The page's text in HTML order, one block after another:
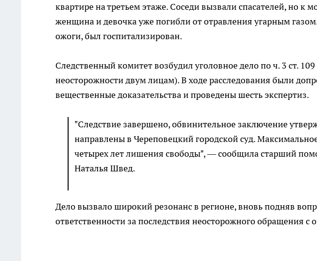
квартире на третьем этаже. Соседи вызвали спасателей, но к
женщина и девочка уже погибли от отравления угарным
ожоги, был госпитализирован.
Следственный комитет возбудил уголовное дело по ч. 3 ст.
неосторожности двум лицам). В ходе расследования были
вещественные доказательства и проведены шесть экспертиз.
"Следствие завершено, обвинительное заключение
направлены в Череповецкий городской суд.
четырех лет лишения свободы", — сообщила старший
Наталья Швед.
Дело вызвало широкий резонанс в регионе, вновь подняв
ответственности за последствия неосторожного обращения с